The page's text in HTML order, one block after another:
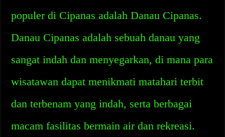
populer di Cipanas adalah Danau Cipanas.
Danau Cipanas adalah sebuah danau yang
sangat indah dan menyegarkan, di mana para
wisatawan dapat menikmati matahari terbit
dan terbenam yang indah, serta berbagai
macam fasilitas bermain air dan rekreasi.